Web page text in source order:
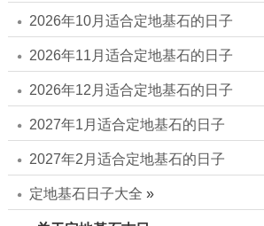
2026年10月适合定地基石的日子
2026年11月适合定地基石的日子
2026年12月适合定地基石的日子
2027年1月适合定地基石的日子
2027年2月适合定地基石的日子
定地基石日子大全 »